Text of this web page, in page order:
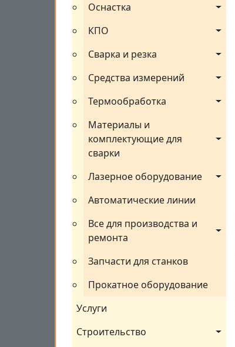
Оснастка
КПО
Сварка и резка
Средства измерений
Термообработка
Материалы и
комплектующие для
сварки
Лазерное оборудование
Автоматические линии
Все для производства и
ремонта
Запчасти для станков
Прокатное оборудование
Услуги
Строительство